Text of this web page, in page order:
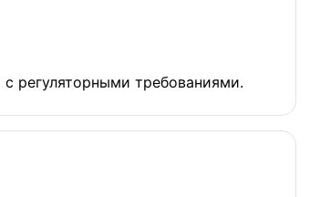
регуляторными требованиями.